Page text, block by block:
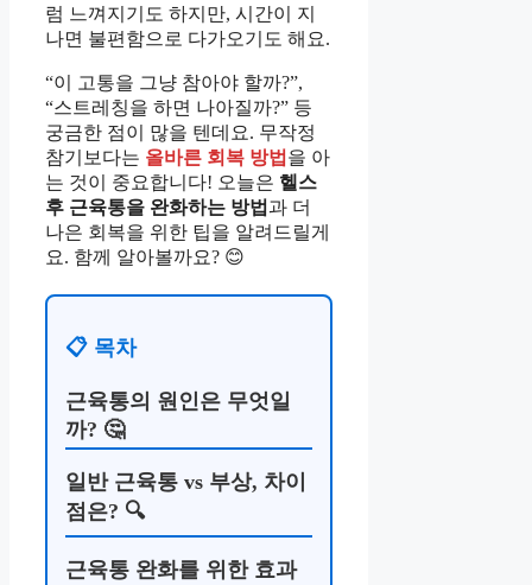
럼 느껴지기도 하지만, 시간이 지
나면 불편함으로 다가오기도 해요.
“이 고통을 그냥 참아야 할까?”,
“스트레칭을 하면 나아질까?” 등
궁금한 점이 많을 텐데요. 무작정
참기보다는 올바른 회복 방법 을 아
는 것이 중요합니다! 오늘은 헬스
후 근육통을 완화하는 방법 과 더
나은 회복을 위한 팁을 알려드릴게
요. 함께 알아볼까요? 😊
📋 목차
근육통의 원인은 무엇일
까? 🤔
일반 근육통 vs 부상, 차이
점은? 🔍
근육통 완화를 위한 효과